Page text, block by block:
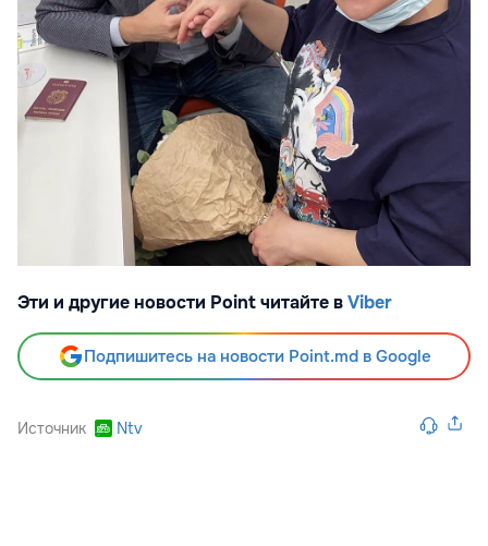
Эти и другие новости Point читайте вViber
Подпишитесь на новости Point.md в Google
Источник Ntv